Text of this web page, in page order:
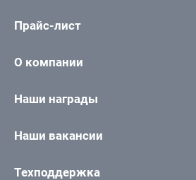
Прайс-лист
О компании
Наши награды
Наши вакансии
Техподдержка